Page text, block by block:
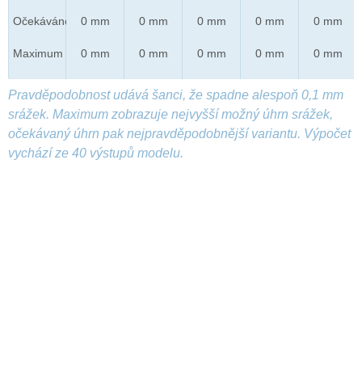
Očekáváno
Maximum
0 mm
0 mm
0 mm
0 mm
0 mm
0 mm
0 mm
0 mm
0 mm
0 mm
Pravděpodobnost udává šanci, že spadne alespoň 0,1 mm
srážek. Maximum zobrazuje nejvyšší možný úhrn srážek,
očekávaný úhrn pak nejpravděpodobnější variantu. Výpočet
vychází ze 40 výstupů modelu.